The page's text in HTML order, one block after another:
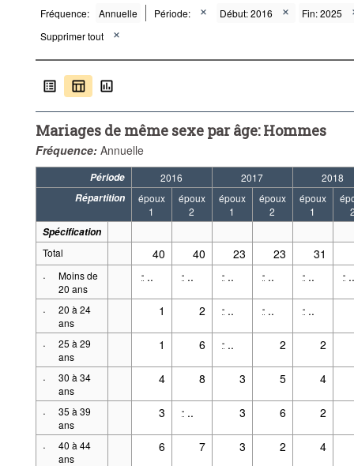
Fréquence: Annuelle Période: Début: 2016
Fin: 2025
Supprimer tout
Mariages de même sexe par âge: Hommes
Fréquence: Annuelle
Période 2016 2017
2018
Répartition
époux
1
époux
2
époux
1
époux
2
époux
1
Spécification
Total
40 40 23 23 31
·
Moins de
20 ans
- .. - .. - .. - .. - .. - ..
·
20 à 24
ans
1 2 - .. - .. - ..
·
25 à 29
ans
1 6 - .. 2 2
·
30 à 34
ans
4 8 3 5 4
·
35 à 39
ans
3 - .. 3 6 2
·
40 à 44
ans
6 7 3 2 4